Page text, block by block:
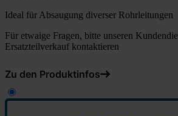
Ideal für Absaugung diverser Rohrleitungen
Für etwaige Fragen, bitte unseren
Ersatzteilverkauf kontaktieren
Zu den Produktinfos